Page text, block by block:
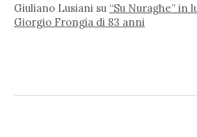
Giuliano Lusiani su “Su Nuraghe” in
Giorgio Frongia di 83 anni